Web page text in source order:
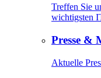
Treffen Sie
wichtigsten
Presse &
Aktuelle